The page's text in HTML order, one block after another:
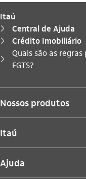
Itaú
seta_direita Central de Ajuda
seta_direita Crédito Imobiliário
seta_direita
Você está aqui:
Quais são as
FGTS?
Nossos produtos
Itaú
Ajuda